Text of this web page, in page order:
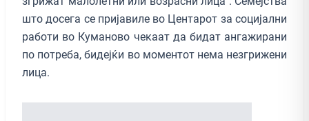
што досега се пријавиле во Центарот за социјални
работи во Куманово чекаат да бидат ангажирани
по потреба, бидејќи во моментот нема незгрижени
лица.